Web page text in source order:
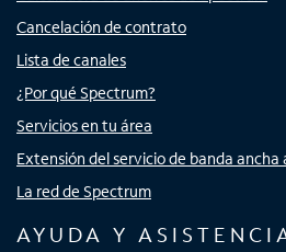
Cancelación de contrato
Lista de canales
¿Por qué Spectrum?
Servicios en tu área
Extensión del servicio de banda ancha
La red de Spectrum
AYUDA Y